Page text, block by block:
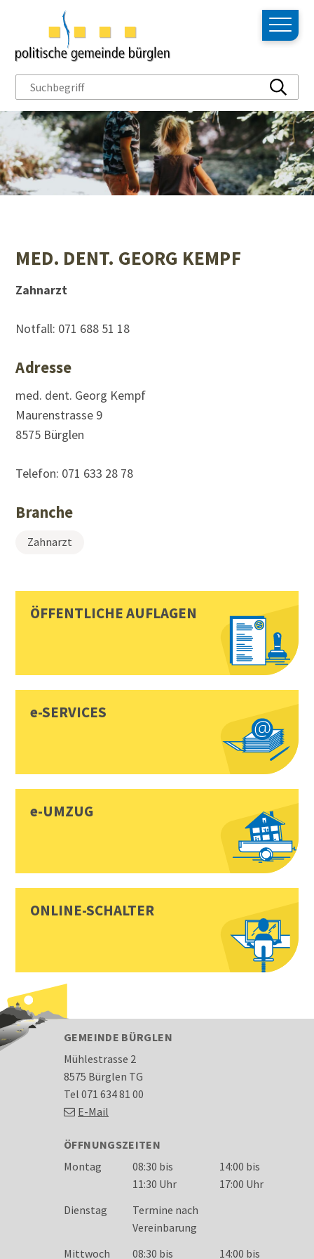
NAVIGIEREN IN BÜRGLEN
Schnellnavigation
Suchbegriff
Suche
MED. DENT. GEORG KEMPF
Zahnarzt
Notfall: 071 688 51 18
Adresse
med. dent. Georg Kempf
Maurenstrasse 9
8575 Bürglen
Telefon: 071 633 28 78
Branche
Zahnarzt
Sidebar
Toplinks
ÖFFENTLICHE AUFLAGEN
e-SERVICES
e-UMZUG
ONLINE-SCHALTER
FOOTER
GEMEINDE BÜRGLEN
Mühlestrasse 2
8575 Bürglen TG
Tel 071 634 81 00
E-Mail
ÖFFNUNGSZEITEN
Wochentag
Öffnungszeiten
Montag
08:30 bis
11:30 Uhr
14:00 bis
17:00 Uhr
Dienstag
Termine nach
Vereinbarung
Mittwoch
08:30 bis 14:00 bis